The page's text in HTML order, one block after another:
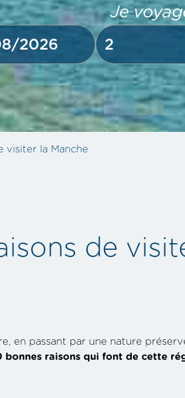
Je
visiter la Manche
de
en passant par une nature
bonnes raisons qui font de cette